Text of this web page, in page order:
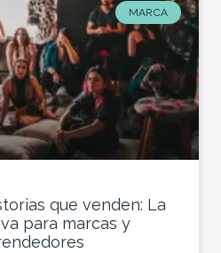
MARCA
que venden: La
para marcas y